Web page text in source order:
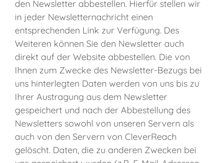
den Newsletter abbestellen. Hierfür stellen wir
in jeder Newsletternachricht einen
entsprechenden Link zur Verfügung. Des
Weiteren können Sie den Newsletter auch
direkt auf der Website abbestellen. Die von
Ihnen zum Zwecke des Newsletter-Bezugs bei
uns hinterlegten Daten werden von uns bis zu
Ihrer Austragung aus dem Newsletter
gespeichert und nach der Abbestellung des
Newsletters sowohl von unseren Servern als
auch von den Servern von CleverReach
gelöscht. Daten, die zu anderen Zwecken bei